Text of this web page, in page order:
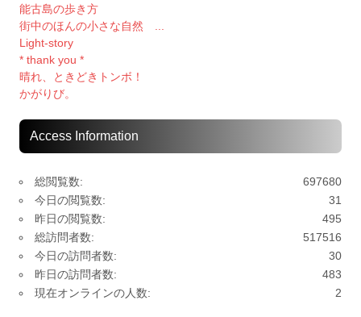
能古島の歩き方
街中のほんの小さな自然 ...
Light-story
* thank you *
晴れ、ときどきトンボ！
かがりび。
Access Information
697680
総閲覧数:
31
今日の閲覧数:
495
昨日の閲覧数:
517516
総訪問者数:
30
今日の訪問者数:
483
昨日の訪問者数:
2
現在オンラインの人数: